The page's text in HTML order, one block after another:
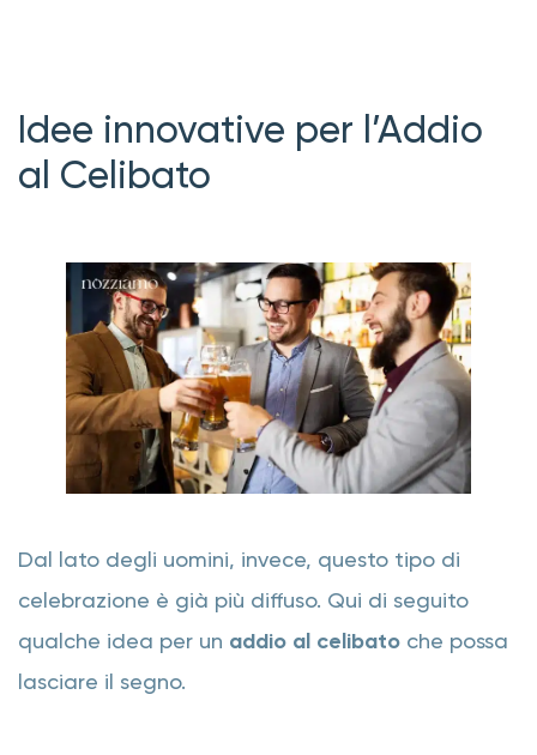
Idee innovative per l’Addio
al Celibato
Dal lato degli uomini, invece, questo tipo di
celebrazione è già più diffuso. Qui di seguito
qualche idea per un addio al celibato che possa
lasciare il segno.